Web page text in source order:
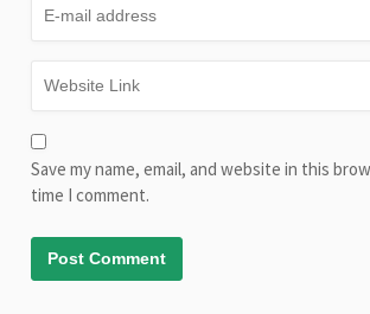
Save my name, email, and website in this
time I comment.